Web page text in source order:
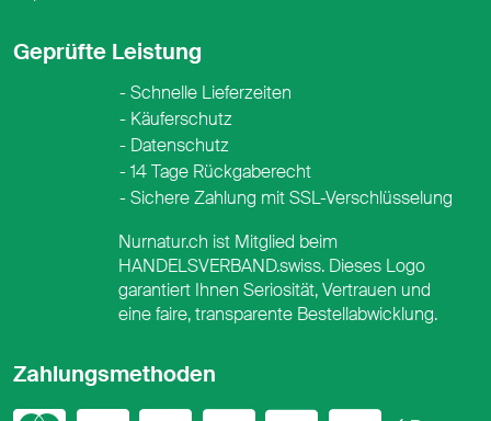
Geprüfte Leistung
Schnelle Lieferzeiten
Käuferschutz
Datenschutz
14 Tage Rückgaberecht
Sichere Zahlung mit SSL-Verschlüsselung
Zahlungsmethoden
Nurnatur.ch ist Mitglied beim
HANDELSVERBAND.swiss. Dieses Logo
garantiert Ihnen Seriosität, Vertrauen und
eine faire, transparente Bestellabwicklung.